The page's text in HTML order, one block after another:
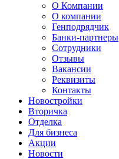
О Компании
О компании
Генподрядчик
Банки-партнеры
Сотрудники
Отзывы
Вакансии
Реквизиты
Контакты
Новостройки
Вторичка
Отделка
Для бизнеса
Акции
Новости